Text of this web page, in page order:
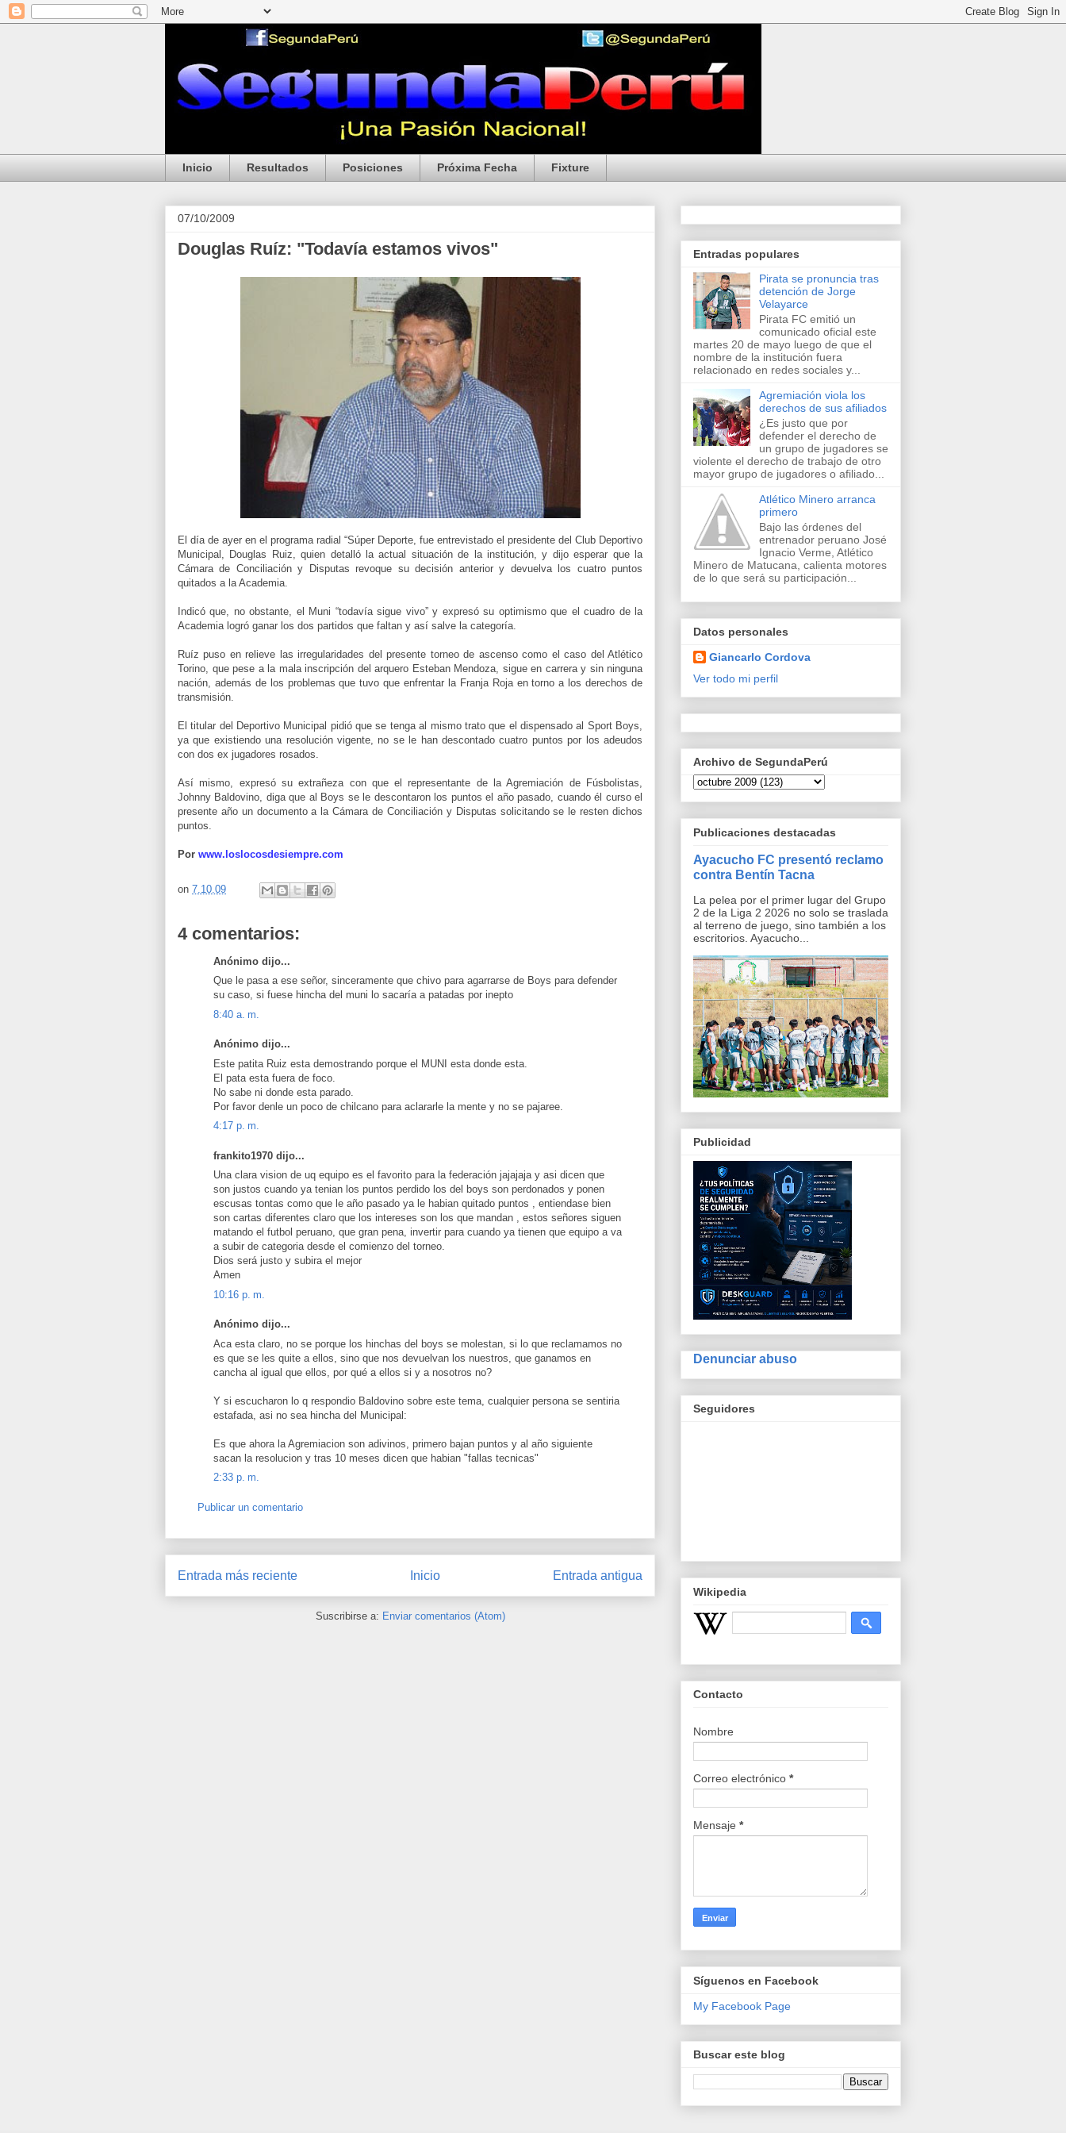
Inicio Resultados Posiciones Próxima Fecha Fixture
07/10/2009
Douglas Ruíz: "Todavía estamos vivos"
El día de ayer en el programa radial “Súper Deporte, fue entrevistado el presidente del Club Deportivo
Municipal, Douglas Ruiz, quien detalló la actual situación de la institución, y dijo esperar que la
Cámara de Conciliación y Disputas revoque su decisión anterior y devuelva los cuatro puntos
quitados a la Academia.
Indicó que, no obstante, el Muni “todavía sigue vivo” y expresó su optimismo que el cuadro de la
Academia logró ganar los dos partidos que faltan y así salve la categoría.
Ruíz puso en relieve las irregularidades del presente torneo de ascenso como el caso del Atlético
Torino, que pese a la mala inscripción del arquero Esteban Mendoza, sigue en carrera y sin ninguna
nación, además de los problemas que tuvo que enfrentar la Franja Roja en torno a los derechos de
transmisión.
El titular del Deportivo Municipal pidió que se tenga al mismo trato que el dispensado al Sport Boys,
ya que existiendo una resolución vigente, no se le han descontado cuatro puntos por los adeudos
con dos ex jugadores rosados.
Así mismo, expresó su extrañeza con que el representante de la Agremiación de Fúsbolistas,
Johnny Baldovino, diga que al Boys se le descontaron los puntos el año pasado, cuando él curso el
presente año un documento a la Cámara de Conciliación y Disputas solicitando se le resten dichos
puntos.
Por www.loslocosdesiempre.com
on 7.10.09
4 comentarios:
Anónimo dijo...
Que le pasa a ese señor, sinceramente que chivo para agarrarse de Boys para defender
su caso, si fuese hincha del muni lo sacaría a patadas por inepto
8:40 a. m.
Anónimo dijo...
Este patita Ruiz esta demostrando porque el MUNI esta donde esta.
El pata esta fuera de foco.
No sabe ni donde esta parado.
Por favor denle un poco de chilcano para aclararle la mente y no se pajaree.
4:17 p. m.
frankito1970 dijo...
Una clara vision de uq equipo es el favorito para la federación jajajaja y asi dicen que
son justos cuando ya tenian los puntos perdido los del boys son perdonados y ponen
escusas tontas como que le año pasado ya le habian quitado puntos , entiendase bien
son cartas diferentes claro que los intereses son los que mandan , estos señores siguen
matando el futbol peruano, que gran pena, invertir para cuando ya tienen que equipo a va
a subir de categoria desde el comienzo del torneo.
Dios será justo y subira el mejor
Amen
10:16 p. m.
Anónimo dijo...
Aca esta claro, no se porque los hinchas del boys se molestan, si lo que reclamamos no
es que se les quite a ellos, sino que nos devuelvan los nuestros, que ganamos en
cancha al igual que ellos, por qué a ellos si y a nosotros no?
Y si escucharon lo q respondio Baldovino sobre este tema, cualquier persona se sentiria
estafada, asi no sea hincha del Municipal:
Es que ahora la Agremiacion son adivinos, primero bajan puntos y al año siguiente
sacan la resolucion y tras 10 meses dicen que habian "fallas tecnicas"
2:33 p. m.
Publicar un comentario
Entrada más reciente Entrada antigua
Inicio
Suscribirse a: Enviar comentarios (Atom)
Entradas populares
Pirata se pronuncia tras
detención de Jorge
Velayarce
Pirata FC emitió un
comunicado oficial este
martes 20 de mayo luego de que el
nombre de la institución fuera
relacionado en redes sociales y...
Agremiación viola los
derechos de sus afiliados
¿Es justo que por
defender el derecho de
un grupo de jugadores se
violente el derecho de trabajo de otro
mayor grupo de jugadores o afiliado...
Atlético Minero arranca
primero
Bajo las órdenes del
entrenador peruano José
Ignacio Verme, Atlético
Minero de Matucana, calienta motores
de lo que será su participación...
Datos personales
Giancarlo Cordova
Ver todo mi perfil
Archivo de SegundaPerú
Publicaciones destacadas
Ayacucho FC presentó reclamo
contra Bentín Tacna
La pelea por el primer lugar del Grupo
2 de la Liga 2 2026 no solo se traslada
al terreno de juego, sino también a los
escritorios. Ayacucho...
Publicidad
Denunciar abuso
Seguidores
Wikipedia
Contacto
Nombre
Correo electrónico *
Mensaje *
Síguenos en Facebook
My Facebook Page
Buscar este blog